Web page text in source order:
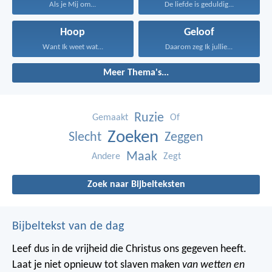
Als je Mij om... De liefde is geduldig...
Hoop
Want Ik weet wat...
Geloof
Daarom zeg Ik jullie...
Meer Thema's...
Gemaakt Ruzie Of
Slecht Zoeken Zeggen
Andere Maak Zegt
Zoek naar Bijbelteksten
Bijbeltekst van de dag
Leef dus in de vrijheid die Christus ons gegeven heeft.
Laat je niet opnieuw tot slaven maken van wetten en